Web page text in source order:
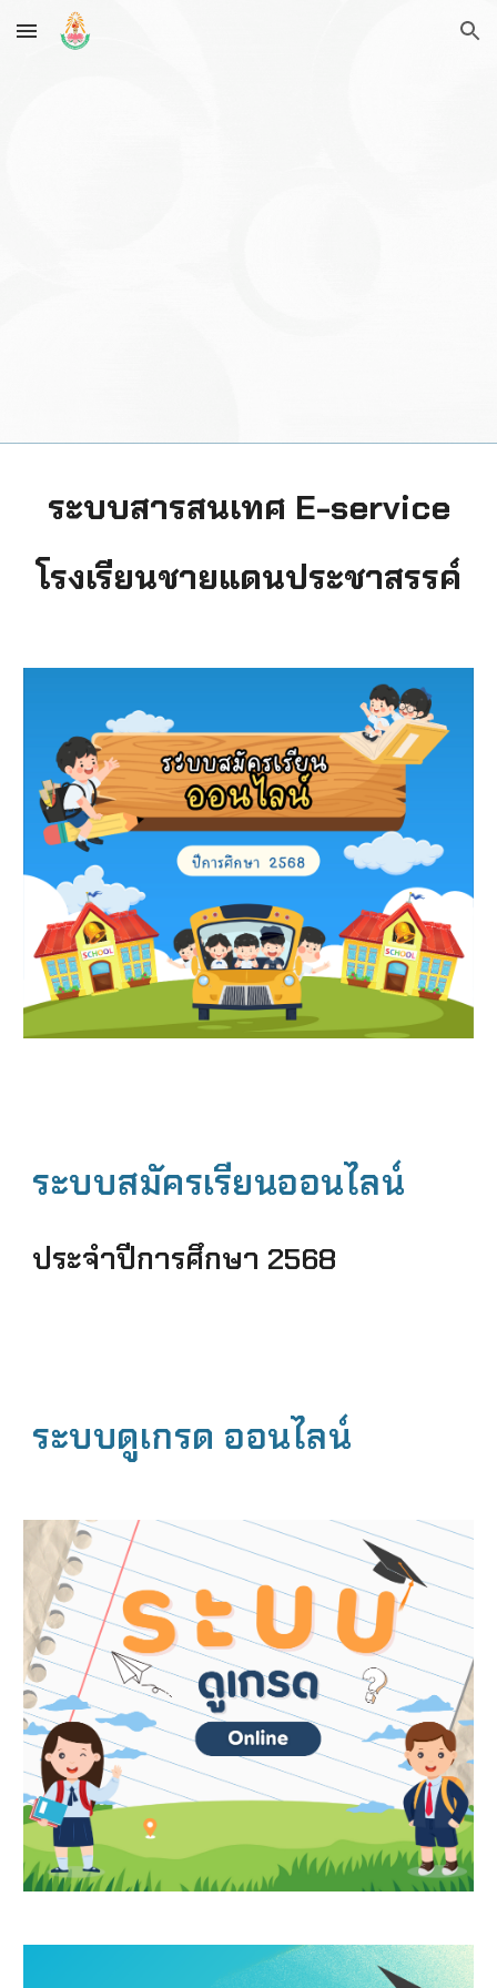
Skip to main content Skip to navigation
ระบบสารสนเทศ E-service
โรงเรียนชายแดนประชาสรรค์
ระบบสมัครเรียนออนไลน์
ประจำปีการศึกษา 2568
ระบบดูเกรด ออนไลน์